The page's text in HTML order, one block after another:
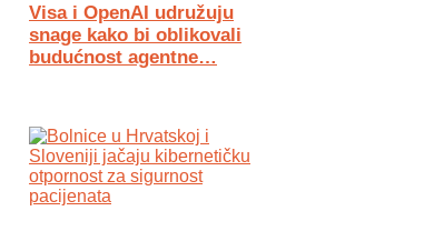
Visa i OpenAI udružuju
snage kako bi oblikovali
budućnost agentne…